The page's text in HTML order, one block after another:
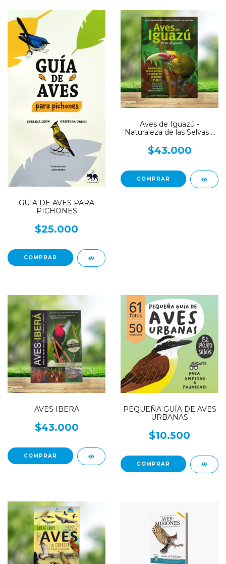
GUÍA DE AVES PARA
PICHONES
$25.000
Aves de Iguazú -
Naturaleza de las Selvas y
$43.000
AVES IBERÁ
$43.000
PEQUEÑA GUÍA DE AVES
URBANAS
$10.500